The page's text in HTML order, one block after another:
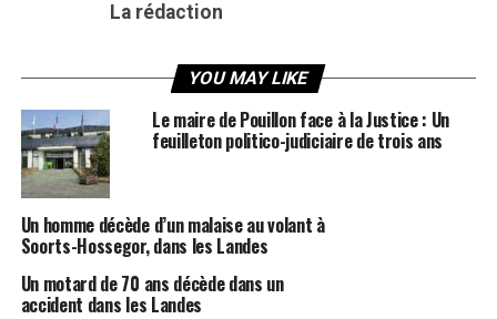
La rédaction
YOU MAY LIKE
Le maire de Pouillon face à la Justice : Un
feuilleton politico-judiciaire de trois ans
Un homme décède d’un malaise au volant à
Soorts-Hossegor, dans les Landes
Un motard de 70 ans décède dans un
accident dans les Landes